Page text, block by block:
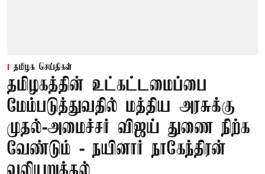
தமிழக செய்திகள்
தமிழகத்தின் உட்கட்டமைப்பை
மேம்படுத்துவதில் மத்திய அரசுக்கு
முதல்-அமைச்சர் விஜய் துணை நிற்க
வேண்டும் - நயினார் நாகேந்திரன்